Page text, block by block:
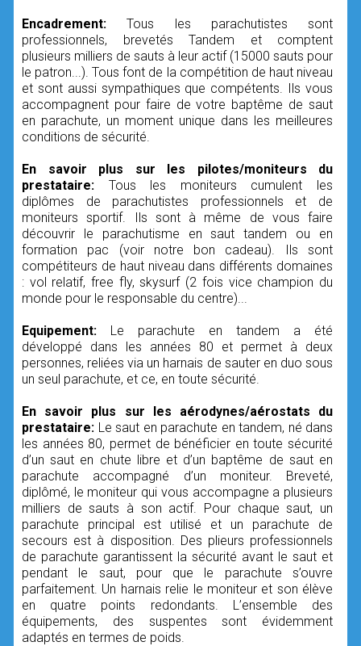
Encadrement:Tous les parachutistes sont
professionnels, brevetés Tandem et comptent
plusieurs milliers de sauts à leur actif (15000 sauts pour
le patron...). Tous font de la compétition de haut niveau
et sont aussi sympathiques que compétents. Ils vous
accompagnent pour faire de votre baptême de saut
en parachute, un moment unique dans les meilleures
conditions de sécurité.
En savoir plus sur les pilotes/moniteurs du
prestataire: Tous les moniteurs cumulent les
diplômes de parachutistes professionnels et de
moniteurs sportif. Ils sont à même de vous faire
découvrir le parachutisme en saut tandem ou en
formation pac (voir notre bon cadeau). Ils sont
compétiteurs de haut niveau dans différents domaines
: vol relatif, free fly, skysurf (2 fois vice champion du
monde pour le responsable du centre)...
Equipement: Le parachute en tandem a été
développé dans les années 80 et permet à deux
personnes, reliées via un harnais de sauter en duo sous
un seul parachute, et ce, en toute sécurité.
En savoir plus sur les aérodynes/aérostats du
prestataire: Le saut en parachute en tandem, né dans
les années 80, permet de bénéficier en toute sécurité
d’un saut en chute libre et d’un baptême de saut en
parachute accompagné d’un moniteur. Breveté,
diplômé, le moniteur qui vous accompagne a plusieurs
milliers de sauts à son actif. Pour chaque saut, un
parachute principal est utilisé et un parachute de
secours est à disposition. Des plieurs professionnels
de parachute garantissent la sécurité avant le saut et
pendant le saut, pour que le parachute s’ouvre
parfaitement. Un harnais relie le moniteur et son élève
en quatre points redondants. L’ensemble des
équipements, des suspentes sont évidemment
adaptés en termes de poids.